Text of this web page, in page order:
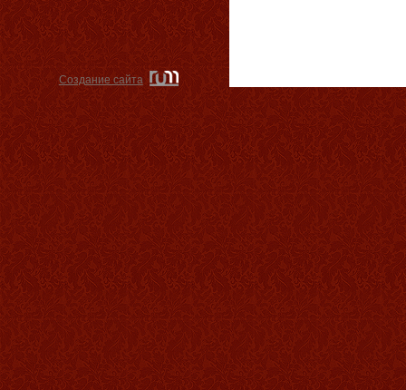
Создание сайта